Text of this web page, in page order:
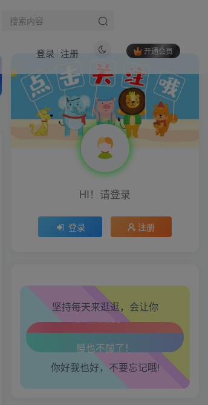
开通会员
登录 注册
热门文章
抖音蓝v创业课程，教你快速掌握抖音蓝v推广技巧，告别推广难的现象
零基础学Suno AI翻唱｜《吻别》人声克隆实操，从声线克隆到情绪强化，解锁AI音乐变现
非虚构图书出版工具包：全套邮件模板配教学视频，出版推广直接照搬套用
0元全自动注册codex gpt plus最新教程，0元获取GPT Plus权益，手把手详细教学
PPT系统课，专属语文老师的PPT课程，帮你突破PPT瓶颈
HI！请登录
登录 注册
坚持每天来逛逛，会让你
走路也有劲了！
腿也不痛了！
腰也不酸了！
你好我也好，不要忘记哦!